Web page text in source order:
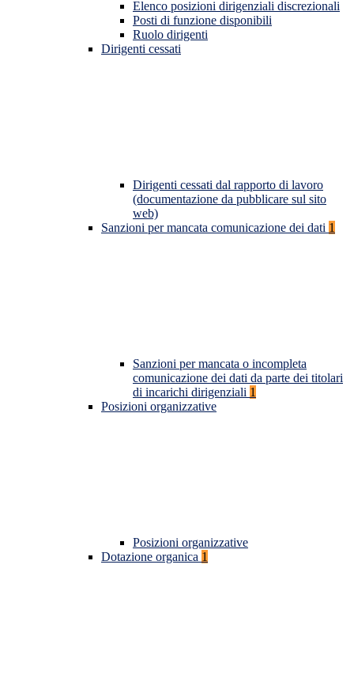
Elenco posizioni dirigenziali discrezionali
Posti di funzione disponibili
Ruolo dirigenti
Dirigenti cessati
Dirigenti cessati dal rapporto di lavoro
(documentazione da pubblicare sul sito
web)
Sanzioni per mancata comunicazione dei dati 1
Sanzioni per mancata o incompleta
comunicazione dei dati da parte dei titolari
di incarichi dirigenziali 1
Posizioni organizzative
Posizioni organizzative
Dotazione organica 1